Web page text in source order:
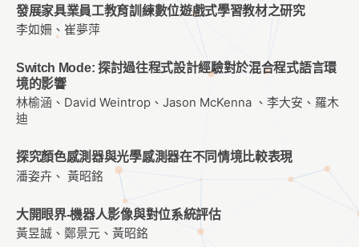
發展家具業員工教育訓練數位遊戲式學習教材之研究
李如姍、崔夢萍
Switch Mode: 探討過往程式設計經驗對於混合程式語言環
境的影響
林榆涵、David Weintrop、Jason McKenna 、李大安、羅木
迪
探究顏色感測器與光學感測器在不同情境比較表現
潘姿卉、 黃昭銘
大開眼界-機器人影像與對位系統評估
黃昱誠、鄭景元、黃昭銘